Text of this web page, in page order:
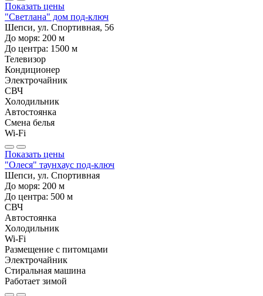
Показать цены
"Светлана" дом под-ключ
Шепси, ул. Спортивная, 56
До моря: 200 м
До центра: 1500 м
Телевизор
Кондиционер
Электрочайник
СВЧ
Холодильник
Автостоянка
Смена белья
Wi-Fi
Показать цены
"Олеся" таунхаус под-ключ
Шепси, ул. Спортивная
До моря: 200 м
До центра: 500 м
СВЧ
Автостоянка
Холодильник
Wi-Fi
Размещение с питомцами
Электрочайник
Стиральная машина
Работает зимой